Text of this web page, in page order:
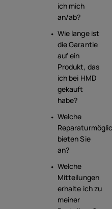
ich mich
an/ab?
Wie lange ist
die Garantie
auf ein
Produkt, das
ich bei HMD
gekauft
habe?
Welche
bieten Sie
an?
Welche
Mitteilungen
erhalte ich zu
meiner